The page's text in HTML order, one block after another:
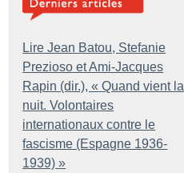
Lire Jean Batou, Stefanie
Prezioso et Ami-Jacques
Rapin (dir.), « Quand vient la
nuit. Volontaires
internationaux contre le
fascisme (Espagne 1936-
1939) »